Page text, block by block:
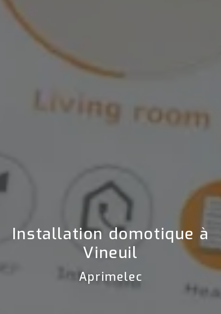
Installation domotique à
Vineuil
Aprimelec